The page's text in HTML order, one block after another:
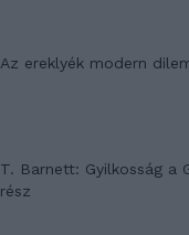
Az ereklyék modern
T. Barnett: Gyilkosság a
rész